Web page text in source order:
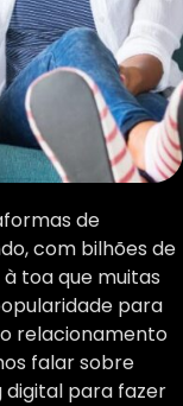
de
com bilhões de
toa que muitas
para
relacionamento
falar sobre
digital para fazer